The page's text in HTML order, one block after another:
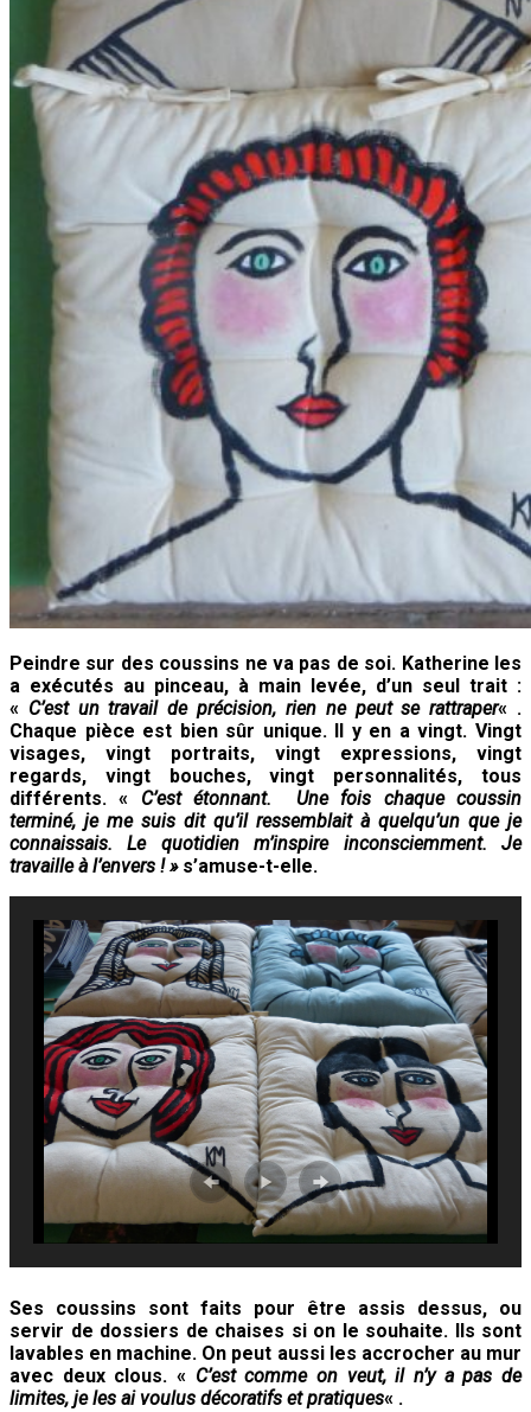
Peindre sur des coussins ne va pas de soi. Katherine les
a exécutés au pinceau, à main levée, d’un seul trait :
« C’est un travail de précision, rien ne peut se rattraper« .
Chaque pièce est bien sûr unique. Il y en a vingt. Vingt
visages, vingt portraits, vingt expressions, vingt
regards, vingt bouches, vingt personnalités, tous
différents. « C’est étonnant. Une fois chaque coussin
terminé, je me suis dit qu’il ressemblait à quelqu’un que je
connaissais. Le quotidien m’inspire inconsciemment. Je
travaille à l’envers ! » s’amuse-t-elle.
Ses coussins sont faits pour être assis dessus, ou
servir de dossiers de chaises si on le souhaite. Ils sont
lavables en machine. On peut aussi les accrocher au mur
avec deux clous. « C’est comme on veut, il n’y a pas de
limites, je les ai voulus décoratifs et pratiques« .